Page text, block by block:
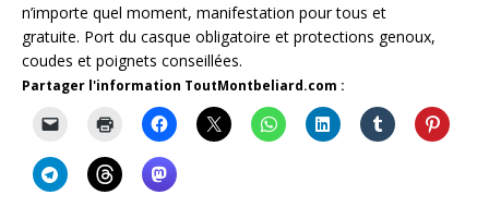
n’importe quel moment, manifestation pour tous et
gratuite. Port du casque obligatoire et protections genoux,
coudes et poignets conseillées.
Partager l'information ToutMontbeliard.com :